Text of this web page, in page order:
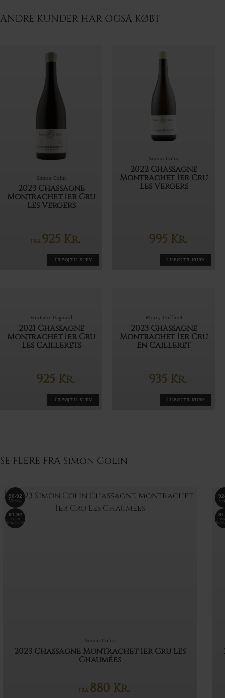
ANDRE KUNDER HAR OGSÅ KØBT
Simon Colin
2023 Chassagne
Montrachet 1er Cru
Les Vergers
FRA 925 Kr.
Tilføj til kurv
Simon Colin
2022 Chassagne
Montrachet 1er Cru
Les Vergers
995 Kr.
Tilføj til kurv
Fontaine Gagnard
2021 Chassagne
Montrachet 1er Cru
Les Caillerets
925 Kr.
Tilføj til kurv
Morey-Coffinet
2023 Chassagne
Montrachet 1er Cru
En Cailleret
935 Kr.
Tilføj til kurv
SE FLERE FRA Simon Colin
Simon Colin
2023 Chassagne Montrachet 1er Cru Les
Chaumées
90-92
Vinous
91-92
Inside
Burgundy
FRA 880 Kr.